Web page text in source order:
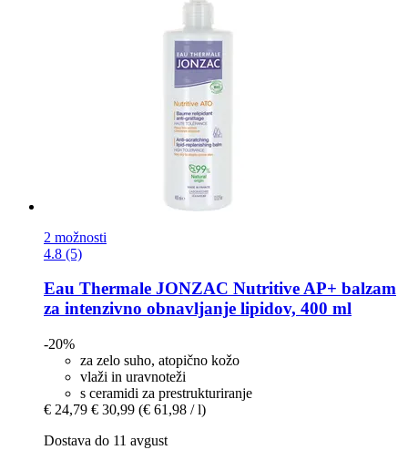
2 možnosti
4.8 (5)
Eau Thermale JONZAC Nutritive AP+ balzam
za intenzivno obnavljanje lipidov, 400 ml
-20%
za zelo suho, atopično kožo
vlaži in uravnoteži
s ceramidi za prestrukturiranje
€ 24,79 € 30,99 (€ 61,98 / l)
Dostava do 11 avgust